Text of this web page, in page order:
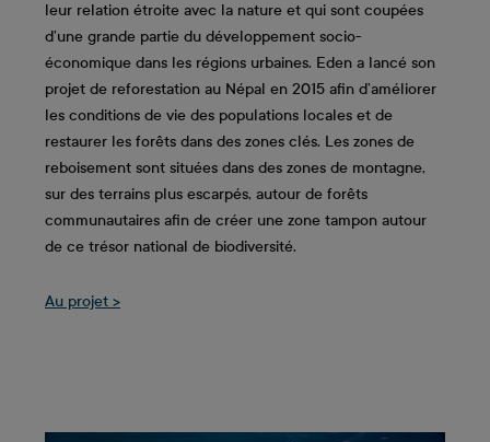
leur relation étroite avec la nature et qui sont coupées
d’une grande partie du développement socio-
économique dans les régions urbaines. Eden a lancé son
projet de reforestation au Népal en 2015 afin d’améliorer
les conditions de vie des populations locales et de
restaurer les forêts dans des zones clés. Les zones de
reboisement sont situées dans des zones de montagne,
sur des terrains plus escarpés, autour de forêts
communautaires afin de créer une zone tampon autour
de ce trésor national de biodiversité.
Au projet >